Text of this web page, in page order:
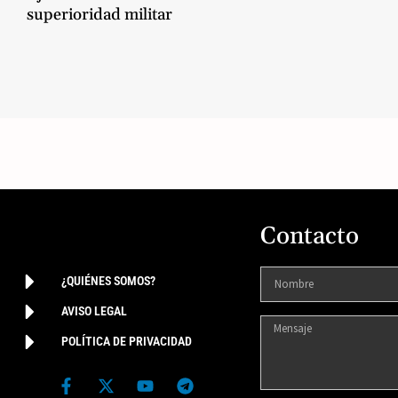
superioridad militar
¿QUIÉNES SOMOS?
AVISO LEGAL
POLÍTICA DE PRIVACIDAD
Contacto